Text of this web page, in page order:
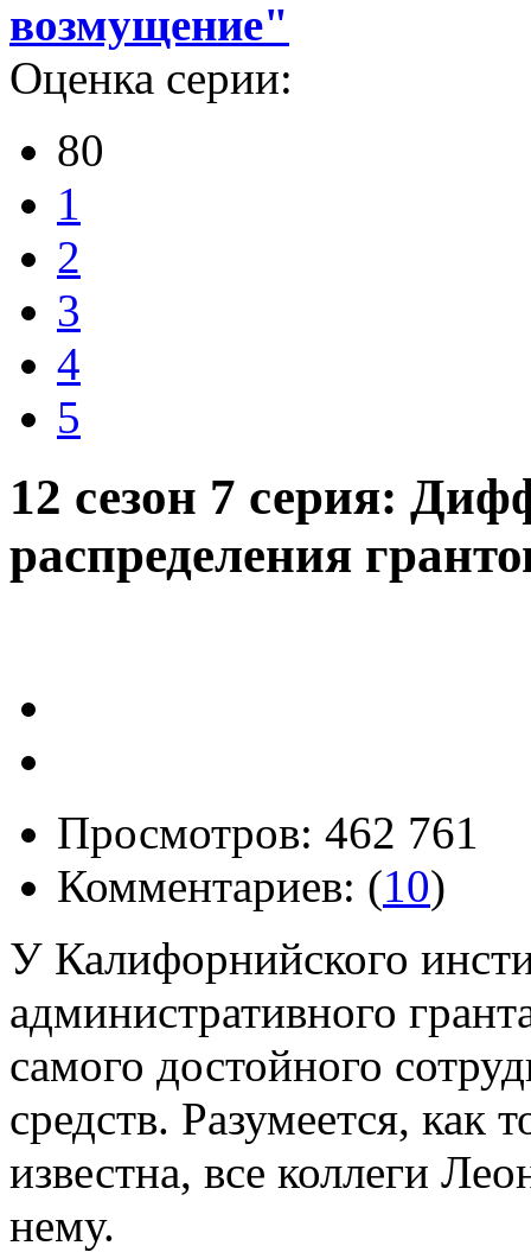
возмущение"
Оценка серии:
80
1
2
3
4
5
12 сезон 7 серия:
распределения
Просмотров: 462 761
Комментариев: (10)
У Калифорнийского
административного
самого достойного
средств. Разумеется, как
известна, все коллеги
нему.